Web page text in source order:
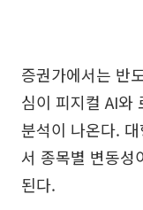
증권가에서는 반
심이 피지컬 AI와
분석이 나온다.
서 종목별 변동성
된다.